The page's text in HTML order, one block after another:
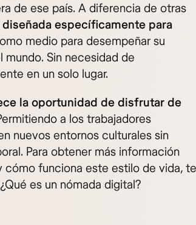
de ese país. A diferencia de otras
específicamente para
medio para desempeñar su
Sin necesidad de
en un solo lugar.
la oportunidad de disfrutar de
a los trabajadores
nuevos entornos culturales sin
Para obtener más información
cómo funciona este estilo de vida, te
es un nómada digital?